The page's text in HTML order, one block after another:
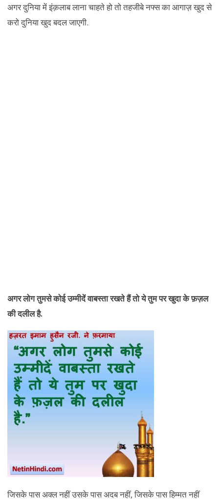
अगर दुनिया में इंक़लाब लाना चाहते हो तो तहजीबे नफ्स का आगाज़ खुद से
करो दुनिया खुद बदल जाएगी.
अगर लोग तुमसे कोई उम्मीदें वाबस्ता रखते हैं तो ये तुम पर खुदा के फ़ज़ल
की दलील है.
जिसके पास अक्ल नहीं उसके पास अदब नहीं, जिसके पास हिम्मत नहीं